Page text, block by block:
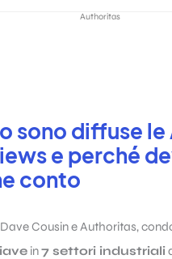
Authoritas
sono diffuse le
e perché
conto
Cousin e Authoritas,
in7 settori industriali